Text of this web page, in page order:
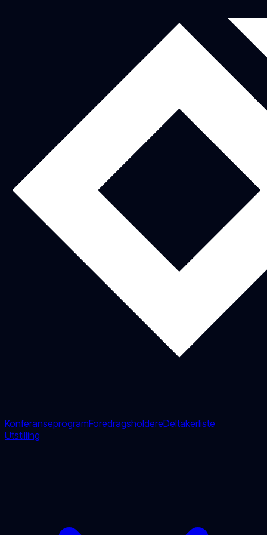
KonferanseprogramForedragsholdereDeltakerliste
Utstilling